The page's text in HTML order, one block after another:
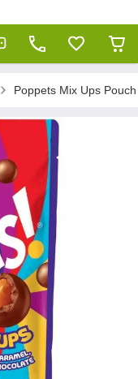
Poppets Mix Ups